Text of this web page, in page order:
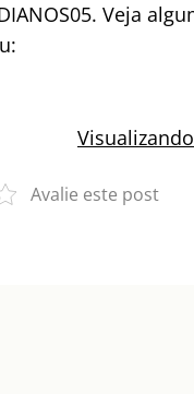
Veja
viajar pra
Avalie este post